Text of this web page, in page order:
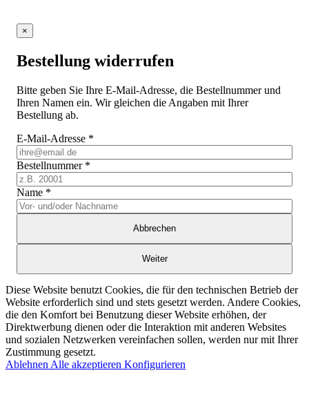
×
Bestellung widerrufen
Bitte geben Sie Ihre E-Mail-Adresse, die Bestellnummer und
Ihren Namen ein. Wir gleichen die Angaben mit Ihrer
Bestellung ab.
E-Mail-Adresse *
Bestellnummer *
Name *
Abbrechen
Weiter
Diese Website benutzt Cookies, die für den technischen Betrieb der
Website erforderlich sind und stets gesetzt werden. Andere Cookies,
die den Komfort bei Benutzung dieser Website erhöhen, der
Direktwerbung dienen oder die Interaktion mit anderen Websites
und sozialen Netzwerken vereinfachen sollen, werden nur mit Ihrer
Zustimmung gesetzt.
Ablehnen Alle akzeptieren Konfigurieren